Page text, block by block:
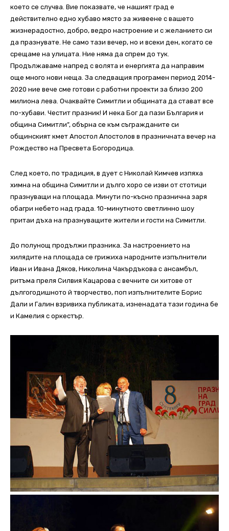
което се случва. Вие показвате, че нашият град е
действително едно хубаво място за живеене с вашето
жизнерадостно, добро, ведро настроение и с желанието си
да празнувате. Не само тази вечер, но и всеки ден, когато се
срещаме на улицата. Ние няма да спрем до тук.
Продължаваме напред с волята и енергията да направим
още много нови неща. За следващия програмен период 2014-
2020 ние вече сме готови с работни проекти за близо 200
милиона лева. Очаквайте Симитли и общината да стават все
по-хубави. Честит празник! И нека Бог да пази България и
община Симитли”, обърна се към съгражданите си
общинският кмет Апостол Апостолов в празничната вечер на
Рождество на Пресвета Богородица.
След което, по традиция, в дует с Николай Кимчев изпяха
химна на община Симитли и дълго хоро се изви от стотици
празнуващи на площада. Минути по-късно празнична заря
обагри небето над града. 10-минутното светлинно шоу
притаи дъха на празнуващите жители и гости на Симитли.
До полунощ продължи празника. За настроението на
хилядите на площада се грижиха народните изпълнители
Иван и Ивана Дяков, Николина Чакърдъкова с ансамбъл,
ритъма преля Силвия Кацарова с вечните си хитове от
дългогодишното й творчество, поп изпълнителите Борис
Дали и Галин взривиха публиката, изненадата тази година бе
и Камелия с оркестър.